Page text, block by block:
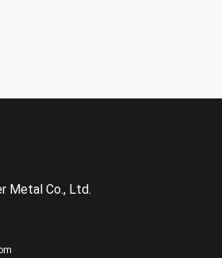
Metal Co., Ltd.